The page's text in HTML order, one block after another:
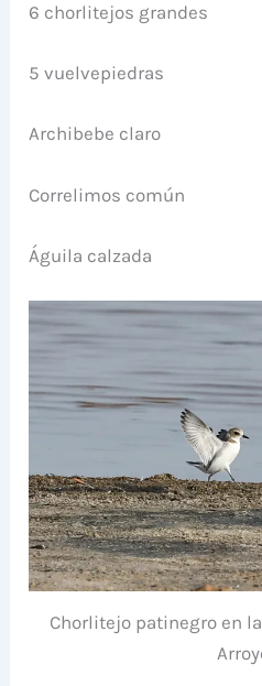
6 chorlitejos grandes
5 vuelvepiedras
Archibebe claro
Correlimos común
Águila calzada
Chorlitejo patinegro en